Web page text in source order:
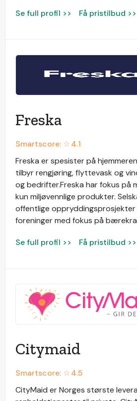
Se full profil >> Få pristilbud >>
Freska
Smartscore: ☆4.1
Freska er spesister på
tilbyr rengjøring, flyttevask og
og bedrifter.Freska har fokus på
kun miljøvennlige produkter.
offentlige
foreninger med fokus på
Se full profil >> Få pristilbud >>
Citymaid
Smartscore: ☆4.5
CityMaid er Norges største